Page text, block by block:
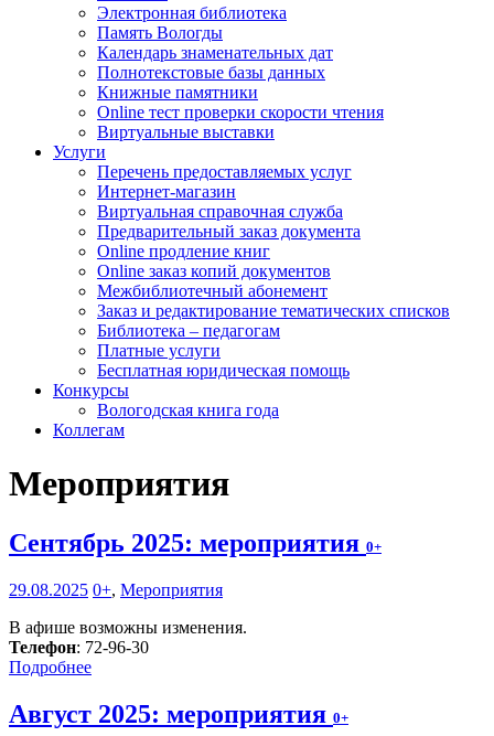
Электронная библиотека
Память Вологды
Календарь знаменательных дат
Полнотекстовые базы данных
Книжные памятники
Online тест проверки скорости чтения
Виртуальные выставки
Услуги
Перечень предоставляемых услуг
Интернет-магазин
Виртуальная справочная служба
Предварительный заказ документа
Online продление книг
Online заказ копий документов
Межбиблиотечный абонемент
Заказ и редактирование тематических списков
Библиотека – педагогам
Платные услуги
Бесплатная юридическая помощь
Конкурсы
Вологодская книга года
Коллегам
Мероприятия
Сентябрь 2025: мероприятия 0+
29.08.2025 0+, Мероприятия
В афише возможны изменения.
Телефон: 72-96-30
Подробнее
Август 2025: мероприятия 0+